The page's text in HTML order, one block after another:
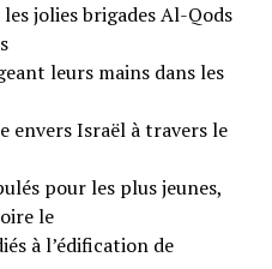
jolies brigades Al-Qods
leurs mains dans les
envers Israël à travers le
pour les plus jeunes,
le
à l’édification de